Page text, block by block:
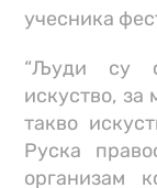
учесника
“Људи су
искуство,
такво
Руска
организам